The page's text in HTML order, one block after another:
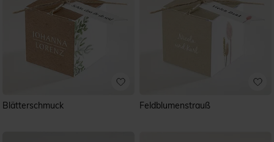
Blätterschmuck Feldblumenstrauß